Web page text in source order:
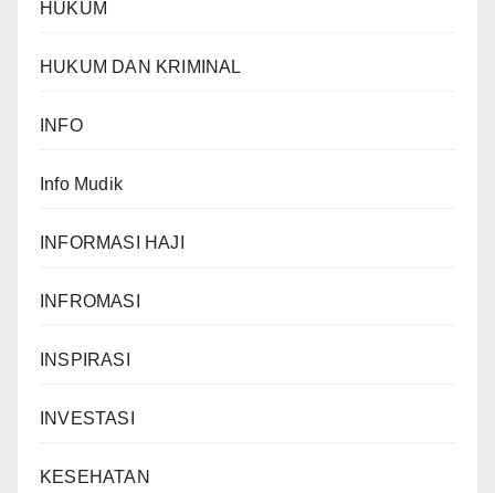
HUKUM
HUKUM DAN KRIMINAL
INFO
Info Mudik
INFORMASI HAJI
INFROMASI
INSPIRASI
INVESTASI
KESEHATAN